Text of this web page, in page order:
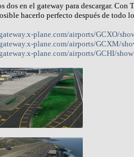
dos en el gateway para descargar.
hacerlo perfecto después de todo
plane.com/airports/GCXO/
plane.com/airports/GCXM/
plane.com/airports/GCHI/show